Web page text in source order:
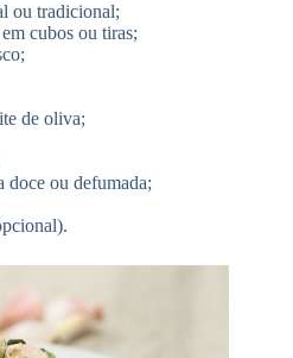
ou tradicional;
cubos ou tiras;
de oliva;
doce ou defumada;